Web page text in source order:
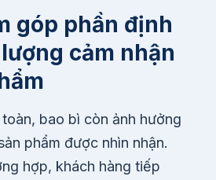
góp phần định
cảm nhận
bao bì còn ảnh hưởng
phẩm được nhìn nhận.
hợp, khách hàng tiếp